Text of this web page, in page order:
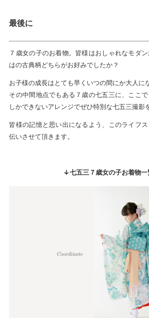
最後に
７歳女の子のお着物。皆様はおしゃれなモダ
はの古典柄どちらがお好みでしたか？
お子様の成長はとても早くいつの間にか大人に
その中間地点でもある７歳の七五三に、ここ
しかできないアレンジでぜひ特別な七五三撮影
皆様の記憶と思い出になるよう、このライフ
伝いさせて頂きます。
↓七五三７歳女の子お着物